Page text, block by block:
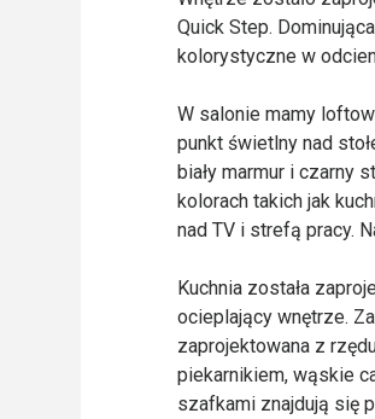
Quick Step.
kolorystyczne w
W salonie mamy
punkt świetlny nad
biały marmur i czarny
kolorach takich jak
nad TV i strefą pracy.
Kuchnia została
ocieplający wnętrze.
zaprojektowana z
piekarnikiem, wąskie
szafkami znajdują się